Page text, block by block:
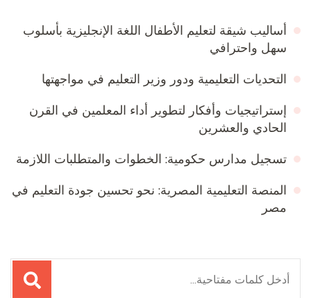
أساليب شيقة لتعليم الأطفال اللغة الإنجليزية بأسلوب
سهل واحترافي
التحديات التعليمية ودور وزير التعليم في مواجهتها
إستراتيجيات وأفكار لتطوير أداء المعلمين في القرن
الحادي والعشرين
تسجيل مدارس حكومية: الخطوات والمتطلبات اللازمة
المنصة التعليمية المصرية: نحو تحسين جودة التعليم في
مصر